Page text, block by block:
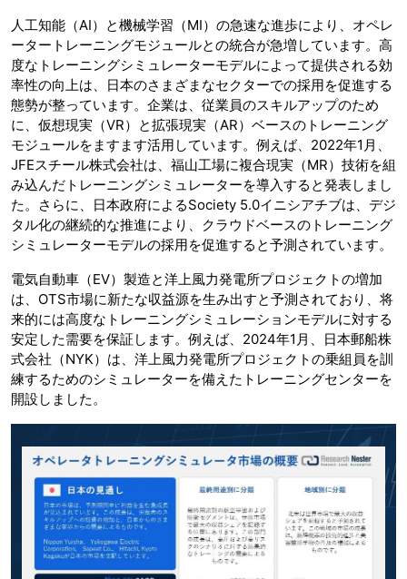
人工知能（AI）と機械学習（MI）の急速な進歩により、オペレ
ータートレーニングモジュールとの統合が急増しています。高
度なトレーニングシミュレーターモデルによって提供される効
率性の向上は、日本のさまざまなセクターでの採用を促進する
態勢が整っています。企業は、従業員のスキルアップのため
に、仮想現実（VR）と拡張現実（AR）ベースのトレーニング
モジュールをますます活用しています。例えば、2022年1月、
JFEスチール株式会社は、福山工場に複合現実（MR）技術を組
み込んだトレーニングシミュレーターを導入すると発表しまし
た。さらに、日本政府によるSociety 5.0イニシアチブは、デジ
タル化の継続的な推進により、クラウドベースのトレーニング
シミュレーターモデルの採用を促進すると予測されています。
電気自動車（EV）製造と洋上風力発電所プロジェクトの増加
は、OTS市場に新たな収益源を生み出すと予測されており、将
来的には高度なトレーニングシミュレーションモデルに対する
安定した需要を保証します。例えば、2024年1月、日本郵船株
式会社（NYK）は、洋上風力発電所プロジェクトの乗組員を訓
練するためのシミュレーターを備えたトレーニングセンターを
開設しました。